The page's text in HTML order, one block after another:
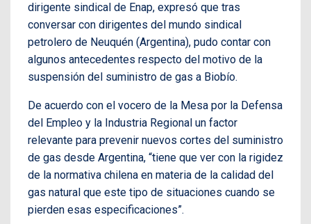
dirigente sindical de Enap, expresó que tras
conversar con dirigentes del mundo sindical
petrolero de Neuquén (Argentina), pudo contar con
algunos antecedentes respecto del motivo de la
suspensión del suministro de gas a Biobío.
De acuerdo con el vocero de la Mesa por la Defensa
del Empleo y la Industria Regional un factor
relevante para prevenir nuevos cortes del suministro
de gas desde Argentina, “tiene que ver con la rigidez
de la normativa chilena en materia de la calidad del
gas natural que este tipo de situaciones cuando se
pierden esas especificaciones”.